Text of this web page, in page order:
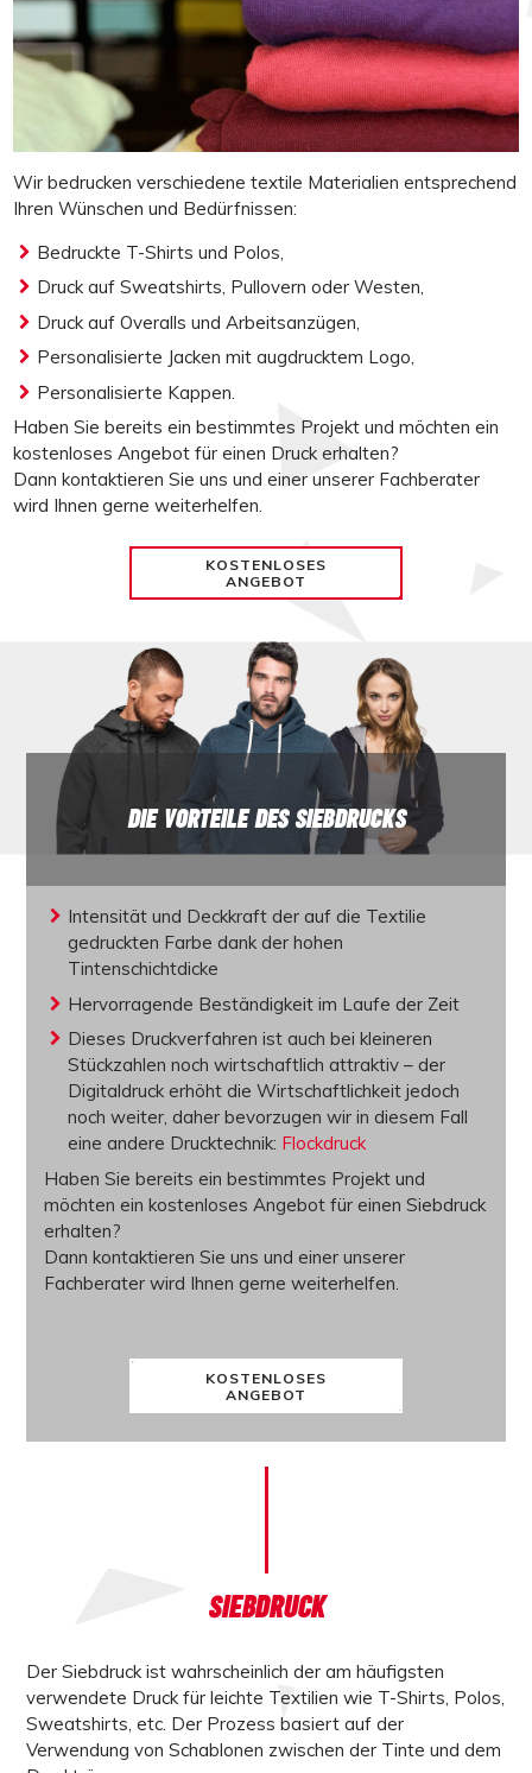
Wirbedrucken verschiedene textile Materialien entsprechend
Ihren Wünschen und Bedürfnissen:
Bedruckte T-Shirts und Polos
Druck aufSweatshirts, Pullovern oderWesten,
Druck aufOveralls undArbeitsanzügen
Personalisierte Jacken mit augdrucktem Logo,
Personalisierte Kappen
Haben Sie bereits ein bestimmtes Projekt und möchten ein
kostenloses Angebot für einen Druck erhalten?
Dann kontaktieren Sie uns und einer unserer Fachberater
wird Ihnen gerne weiterhelfen.
KOSTENLOSES
ANGEBOT
DIE VORTEILE DES SIEBDRUCKS
Intensität und Deckkraft der auf die Textilie
gedruckten Farbe dank der hohen
Tintenschichtdicke
Hervorragende Beständigkeit im Laufe der Zeit
Dieses Druckverfahren ist auch bei kleineren
Stückzahlen noch wirtschaftlich attraktiv – der
Digitaldruck erhöht die Wirtschaftlichkeit jedoch
noch weiter, daher bevorzugen wir in diesem Fall
eine andere Drucktechnik: Flockdruck
Haben Sie bereits ein bestimmtes Projekt und
möchten einkostenloses Angebot für einenSiebdruck
erhalten?
Dann kontaktieren Sie uns und einer unserer
Fachberater wird Ihnen gerne weiterhelfen.
KOSTENLOSES
ANGEBOT
SIEBDRUCK
Der Siebdruckist wahrscheinlich der am häufigsten
verwendete Druck für leichte Textilien wie T-Shirts, Polos,
Sweatshirts, etc. Der Prozess basiert auf der
Verwendung von Schablonen zwischen der Tinte und dem